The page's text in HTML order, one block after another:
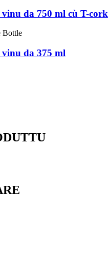
da 750 ml cù T-cork
da 375 ml